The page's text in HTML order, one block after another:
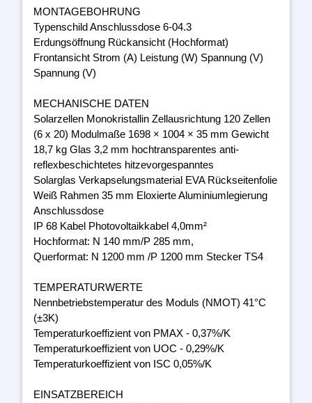
MONTAGEBOHRUNG
Typenschild Anschlussdose 6-04.3
Erdungsöffnung Rückansicht (Hochformat)
Frontansicht Strom (A) Leistung (W) Spannung (V)
Spannung (V)
MECHANISCHE DATEN
Solarzellen Monokristallin Zellausrichtung 120 Zellen
(6 x 20) Modulmaße 1698 × 1004 × 35 mm Gewicht
18,7 kg Glas 3,2 mm hochtransparentes anti-
reflexbeschichtetes hitzevorgespanntes
Solarglas Verkapselungsmaterial EVA Rückseitenfolie
Weiß Rahmen 35 mm Eloxierte Aluminiumlegierung
Anschlussdose
IP 68 Kabel Photovoltaikkabel 4,0mm²
Hochformat: N 140 mm/P 285 mm,
Querformat: N 1200 mm /P 1200 mm Stecker TS4
TEMPERATURWERTE
Nennbetriebstemperatur des Moduls (NMOT) 41°C
(±3K)
Temperaturkoeffizient von PMAX - 0,37%/K
Temperaturkoeffizient von UOC - 0,29%/K
Temperaturkoeffizient von ISC 0,05%/K
EINSATZBEREICH